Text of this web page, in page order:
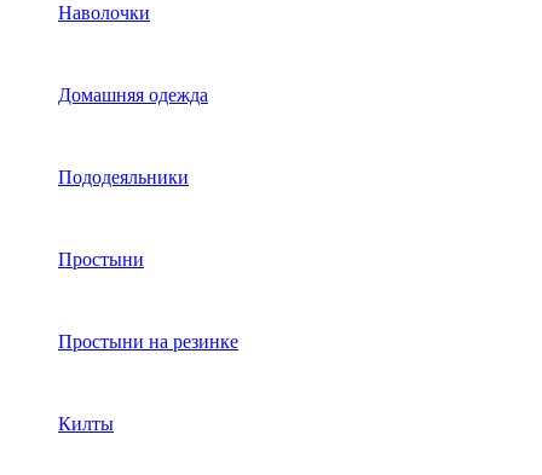
Наволочки
Домашняя одежда
Пододеяльники
Простыни
Простыни на резинке
Килты